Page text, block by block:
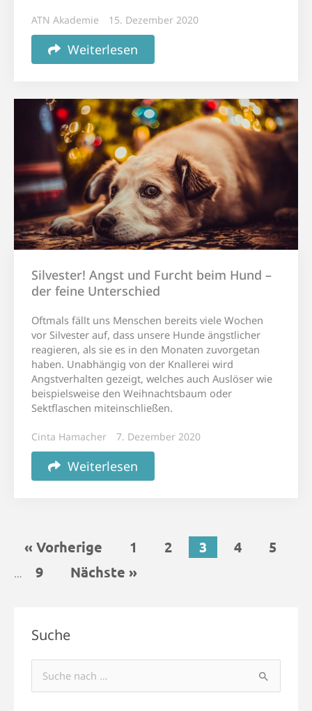
ATN Akademie 15. Dezember 2020
Weiterlesen
Silvester! Angst und Furcht beim Hund –
der feine Unterschied
Oftmals fällt uns Menschen bereits viele Wochen
vor Silvester auf, dass unsere Hunde ängstlicher
reagieren, als sie es in den Monaten zuvorgetan
haben. Unabhängig von der Knallerei wird
Angstverhalten gezeigt, welches auch Auslöser wie
beispielsweise den Weihnachtsbaum oder
Sektflaschen miteinschließen.
Cinta Hamacher 7. Dezember 2020
Weiterlesen
« Vorherige 1 2 3 4 5
… 9 Nächste »
Suche
Suchen
nach: